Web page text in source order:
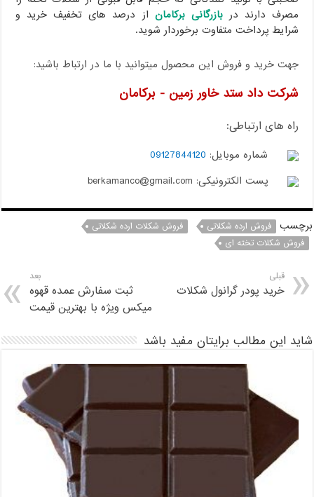
مصرف دارند دربازرگانی برکامان از درصد های تخفیف خرید و
شرایط پرداخت متفاوت برخوردار شوید.
جهت خرید و فروش این محصول میتوانید با ما در ارتباط باشید:
شرکت داد ستد خاور زمین - برکامان
راه های ارتباطی:
شماره موبایل: 09127844120
پست الکترونیکی: berkamanco@gmail.com
برچسب فروش ارده شکلاتی
فروش شکلات ارده شکلاتی
فروش شکلات تخته ای
قبلی
خرید پودر گرانول شکلات
بعد
ثبت سفارش عمده قهوه
میکس ویژه با بهترین قیمت
شاید این مطالب برایتان مفید باشد